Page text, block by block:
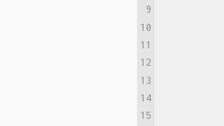
9
10
11
12
13
14
15